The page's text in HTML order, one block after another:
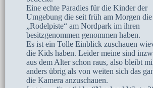
Eine echte Paradies für die Kinder der
Umgebung die seit früh am Morgen die
„Rodelpiste“ am Nordpark im ihren
besitzgenommen genommen haben.
Es ist ein Tolle Einblick zuschauen
die Kids haben. Leider meine sind
aus dem Alter schon raus, also bleibt
anders übrig als von weiten sich das
die Kamera anzuschauen.